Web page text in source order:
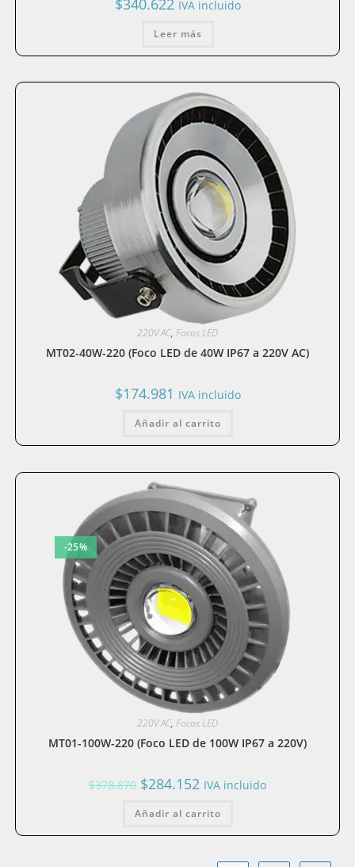
IVA incluido
Leer más
220V AC, Focos LED
MT02-40W-220 (Foco LED de 40W IP67 a 220V AC)
$174.981 IVA incluido
Añadir al carrito
-25%
220V AC, Focos LED
MT01-100W-220 (Foco LED de 100W IP67 a 220V)
$378.870 El
precio
era:
$284.152 El
precio
es:
IVA incluido
Añadir al carrito